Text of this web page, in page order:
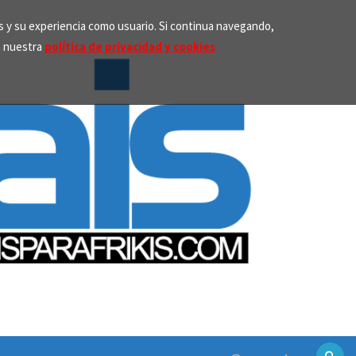
su experiencia como usuario. Si continua navegando,
nuestra política de privacidad y cookies